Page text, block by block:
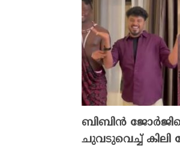
ബിബിൻ
ചുവടുവെച്ച്